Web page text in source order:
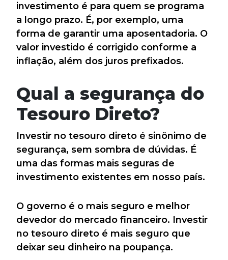
investimento é para quem se programa
a longo prazo. É, por exemplo, uma
forma de garantir uma aposentadoria. O
valor investido é corrigido conforme a
inflação, além dos juros prefixados.
Qual a segurança do
Tesouro Direto?
Investir no tesouro direto é sinônimo de
segurança, sem sombra de dúvidas. É
uma das formas mais seguras de
investimento existentes em nosso país.
O governo é o mais seguro e melhor
devedor do mercado financeiro. Investir
no tesouro direto é mais seguro que
deixar seu dinheiro na poupança.